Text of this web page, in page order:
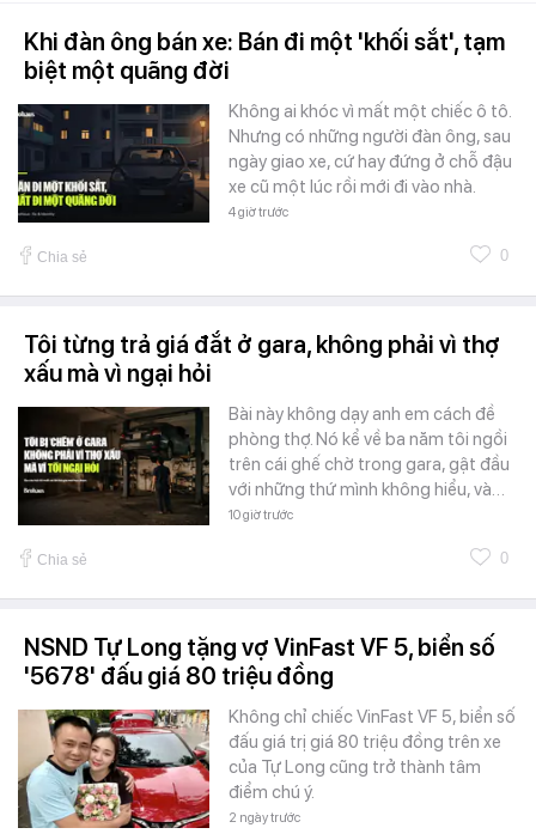
Khi đàn ông bán xe: Bán đi một 'khối sắt', tạm
biệt một quãng đời
Không ai khóc vì mất một chiếc ô tô.
Nhưng có những người đàn ông, sau
ngày giao xe, cứ hay đứng ở chỗ đậu
xe cũ một lúc rồi mới đi vào nhà.
4 giờ trước
Chia sẻ 0
Tôi từng trả giá đắt ở gara, không phải vì thợ
xấu mà vì ngại hỏi
Bài này không dạy anh em cách đề
phòng thợ. Nó kể về ba năm tôi ngồi
trên cái ghế chờ trong gara, gật đầu
với những thứ mình không hiểu, và…
10 giờ trước
Chia sẻ 0
NSND Tự Long tặng vợ VinFast VF 5, biển số
'5678' đấu giá 80 triệu đồng
Không chỉ chiếc VinFast VF 5, biển số
đấu giá trị giá 80 triệu đồng trên xe
của Tự Long cũng trở thành tâm
điểm chú ý.
2 ngày trước